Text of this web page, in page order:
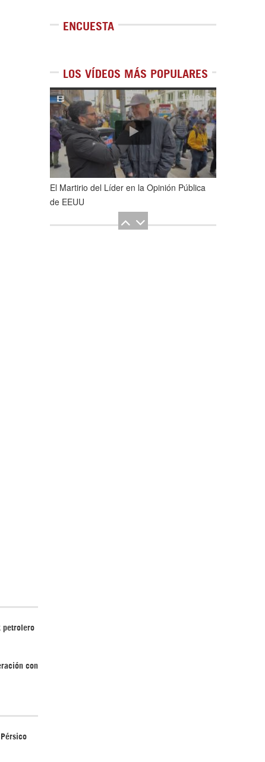
petrolero
con
Pérsico
ENCUESTA
LOS VÍDEOS MÁS POPULARES
1de5
El Martirio del Líder en la Opinión Pública
de EEUU